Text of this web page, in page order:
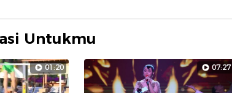
Untukmu
01:20 07:27